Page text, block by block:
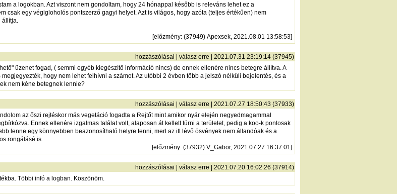
a logokban. Azt viszont nem gondoltam, hogy 24 hónappal később is releváns lehet ez a
csak egy végigloholós pontszerző gagyi helyet. Azt is világos, hogy azóta (teljes értékűen) nem
[előzmény: (37949) Apexsek, 2021.08.01 13:58:53]
hozzászólásai | válasz erre | 2021.07.31 23:19:14 (37945)
üzenet fogad, ( semmi egyéb kiegészítő információ nincs) de ennek ellenére nincs betegre állítva. A
hogy nem lehet felhívni a számot. Az utóbbi 2 évben több a jelszó nélküli bejelentés, és a
nem kéne betegnek lennie?
hozzászólásai | válasz erre | 2021.07.27 18:50:43 (37933)
az őszi rejtéskor más vegetáció fogadta a Rejtőt mint amikor nyár elején negyedmagammal
Ennek ellenére izgalmas találat volt, alaposan át kellett túrni a területet, pedig a koo-k pontosak
lenne egy könnyebben beazonosítható helyre tenni, mert az itt lévő ösvények nem állandóak és a
rongálásé is.
[előzmény: (37932) V_Gabor, 2021.07.27 16:37:01]
hozzászólásai | válasz erre | 2021.07.20 16:02:26 (37914)
Többi infó a logban. Köszönöm.